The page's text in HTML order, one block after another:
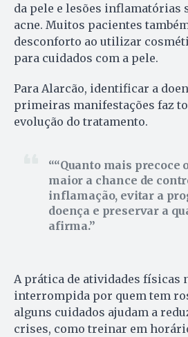
da pele e lesões inflamatórias
acne. Muitos pacientes
desconforto ao utilizar
para cuidados com a pele.
Para Alarcão, identificar a
primeiras manifestações faz
evolução do tratamento.
“Quanto mais precoce
maior a chance de
inflamação, evitar a
doença e preservar a
afirma.
A prática de atividades físicas
interrompida por quem tem
alguns cuidados ajudam a
crises, como treinar em